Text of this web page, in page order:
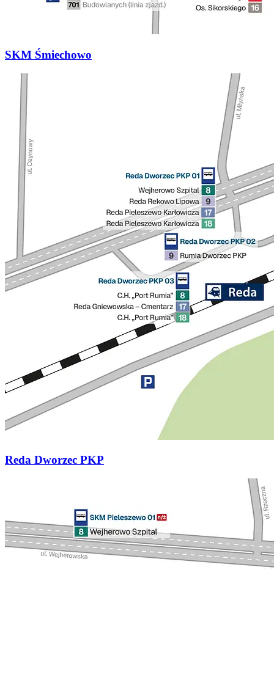
SKM Śmiechowo
Reda Dworzec PKP